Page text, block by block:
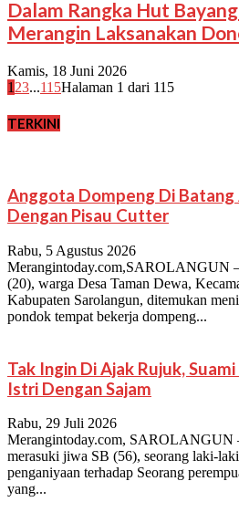
Dalam Rangka Hut
Merangin Laksanakan
Kamis, 18 Juni 2026
1 23...115Halaman 1 dari 115
TERKINI
Anggota Dompeng Di Batang
Dengan Pisau Cutter
Rabu, 5 Agustus 2026
Merangintoday.com,SAROLANGUN
(20), warga Desa Taman Dewa,
Kabupaten Sarolangun, ditemukan
pondok tempat bekerja dompeng...
Tak Ingin Di Ajak Rujuk,
Istri Dengan Sajam
Rabu, 29 Juli 2026
Merangintoday.com, SAROLANGUN
merasuki jiwa SB (56), seorang laki-
penganiyaan terhadap Seorang
yang...